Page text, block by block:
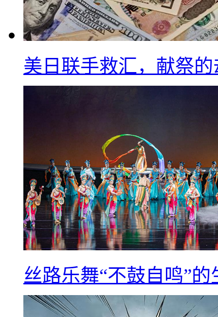
美日联手救汇，献祭
丝路乐舞“不鼓自鸣”